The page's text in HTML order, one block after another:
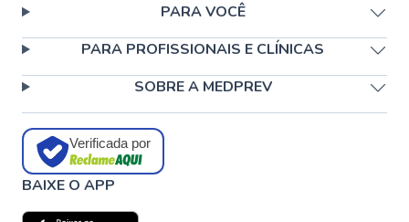
PARA VOCÊ
PARA PROFISSIONAIS E CLÍNICAS
SOBRE A MEDPREV
Verificada por
BAIXE O APP